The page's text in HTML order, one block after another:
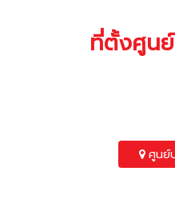
ที่ตั้งศูนย์
ศูนย์